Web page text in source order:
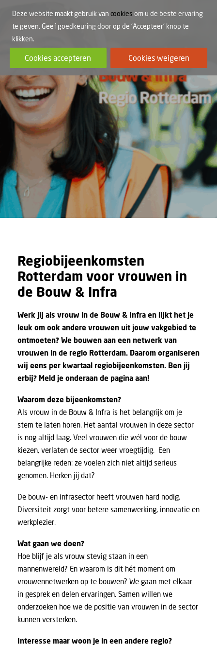
Regiobijeenkomsten
Rotterdam voor vrouwen in
de Bouw & Infra
Werk jij als vrouw in de Bouw & Infra en lijkt het je
leuk om ook andere vrouwen uit jouw vakgebied te
ontmoeten? We bouwen aan een netwerk van
vrouwen in de regio Rotterdam. Daarom organiseren
wij eens per kwartaal regiobijeenkomsten. Ben jij
erbij? Meld je onderaan de pagina aan!
Waarom deze bijeenkomsten?
Als vrouw in de Bouw & Infra is het belangrijk om je
stem te laten horen. Het aantal vrouwen in deze sector
is nog altijd laag. Veel vrouwen die wél voor de bouw
kiezen, verlaten de sector weer vroegtijdig. Een
belangrijke reden: ze voelen zich niet altijd serieus
genomen. Herken jij dat?
De bouw- en infrasector heeft vrouwen hard nodig.
Diversiteit zorgt voor betere samenwerking, innovatie en
werkplezier.
Wat gaan we doen?
Hoe blijf je als vrouw stevig staan in een
mannenwereld? En waarom is dit hét moment om
vrouwennetwerken op te bouwen? We gaan met elkaar
in gesprek en delen ervaringen. Samen willen we
onderzoeken hoe we de positie van vrouwen in de sector
kunnen versterken.
Interesse maar woon je in een andere regio?
Deze website maakt gebruik van cookies om u de beste ervaring
te geven. Geef goedkeuring door op de 'Accepteer' knop te
klikken.
Cookies accepteren Cookies weigeren